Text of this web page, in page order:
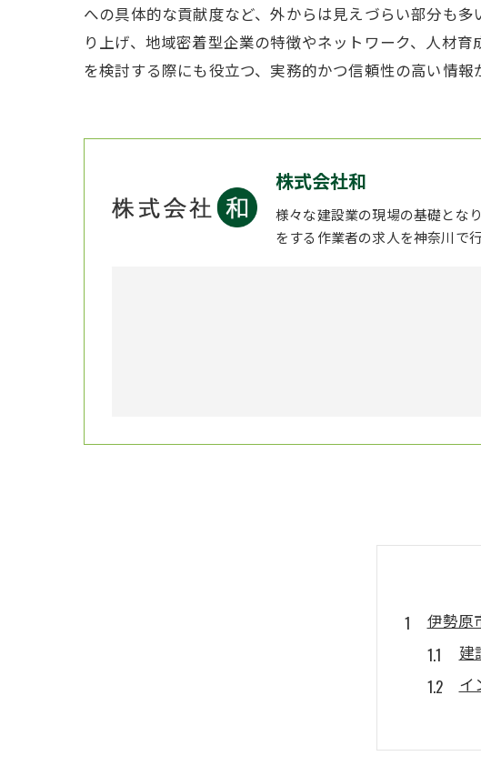
への具体的な貢献度など、外からは見えづらい部分も
り上げ、地域密着型企業の特徴やネットワーク、人材
を検討する際にも役立つ、実務的かつ信頼性の高い情報
株式会社和
様々な建設業の現場の基礎とな
をする作業者の求人を神奈川で
伊勢原
建
イ
厚